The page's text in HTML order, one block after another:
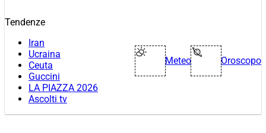
Tendenze
Iran
Ucraina
Ceuta
Guccini
LA PIAZZA 2026
Ascolti tv
Meteo Oroscopo